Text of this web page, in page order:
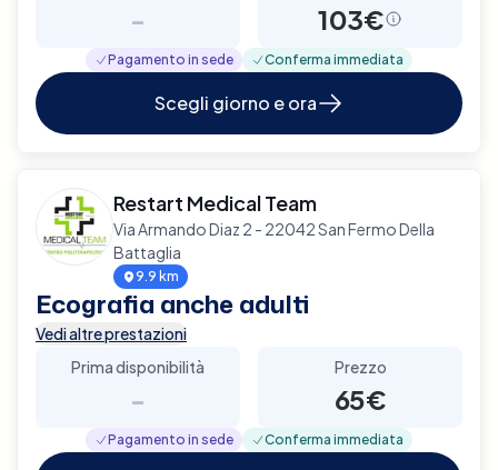
- 103€
Pagamento in sede Conferma immediata
Scegli giorno e ora
Restart Medical Team
Via Armando Diaz 2 - 22042 San Fermo Della
Battaglia
9.9 km
Ecografia anche adulti
Vedi altre prestazioni
Prima disponibilità
-
Prezzo
65€
Pagamento in sede Conferma immediata